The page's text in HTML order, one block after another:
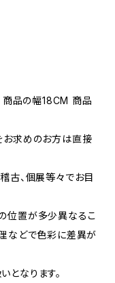
品の幅18CM 商品
お求めのお方は直接
古、個展等々でお目
位置が多少異なるこ
などで色彩に差異が
なります。